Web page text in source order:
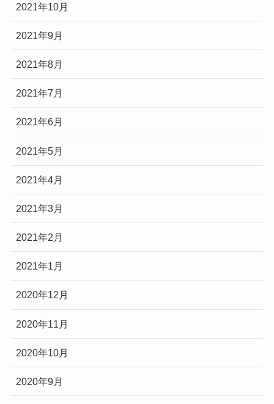
2021年10月
2021年9月
2021年8月
2021年7月
2021年6月
2021年5月
2021年4月
2021年3月
2021年2月
2021年1月
2020年12月
2020年11月
2020年10月
2020年9月